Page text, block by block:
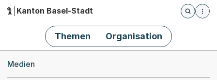
Hauptnavigation
Kanton Basel-Stadt
Öffnet
Themen Organisation
Medien